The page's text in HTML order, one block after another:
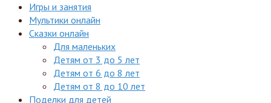
Игры и занятия
Мультики онлайн
Сказки онлайн
Для маленьких
Детям от 3 до 5 лет
Детям от 6 до 8 лет
Детям от 8 до 10 лет
Поделки для детей